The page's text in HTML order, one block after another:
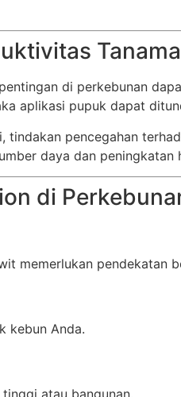
di perkebunan
aplikasi pupuk dapat
pencegahan
daya dan peningkatan
di
memerlukan pendekatan
kebun Anda.